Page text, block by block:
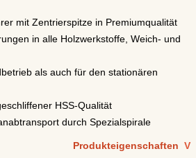
mit Zentrierspitze in Premiumqualität
in alle Holzwerkstoffe, Weich- und
als auch für den stationären
HSS-Qualität
durch Spezialspirale
Produkteigenschaften V